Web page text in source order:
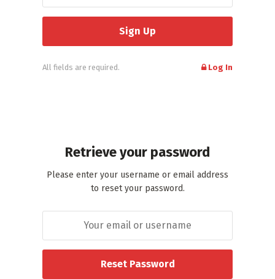
All fields are required. Log In
Retrieve your password
Please enter your username or email address
to reset your password.